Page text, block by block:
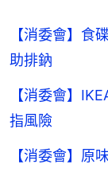
【消委會】
助排鈉
【消委會】
指風險
【消委會】